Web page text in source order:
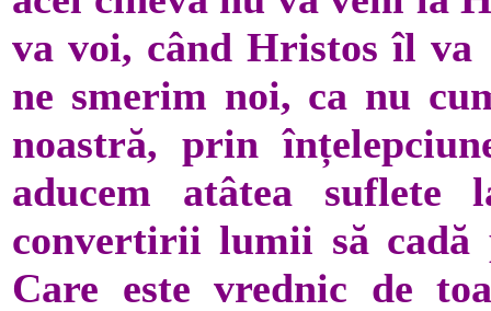
va voi, când Hristos îl va
ne smerim noi, ca nu
noastră, prin
aducem atâtea
convertirii lumii să cadă
Care este vrednic de